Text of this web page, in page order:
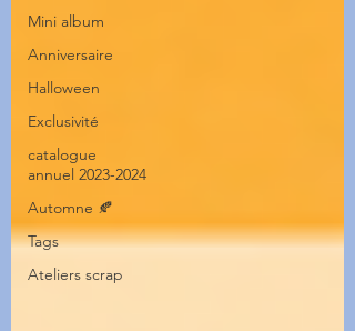
Mini album
Anniversaire
Halloween
Exclusivité
catalogue
annuel 2023-2024
Automne 🍂
Tags
Ateliers scrap